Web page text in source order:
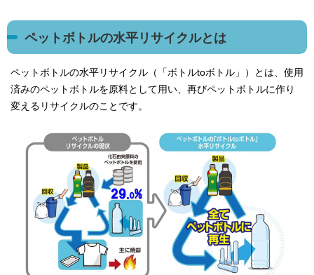
ペットボトルの水平リサイクルとは
ペットボトルの水平リサイクル（「ボトルtoボトル」）とは、使用
済みのペットボトルを原料として用い、再びペットボトルに作り
変えるリサイクルのことです。